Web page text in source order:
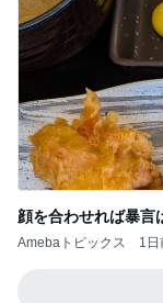
顔を合わせれば暴言
Amebaトピックス 1日